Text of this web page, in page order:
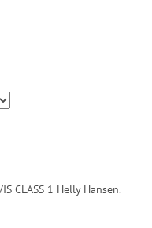
CLASS 1 Helly Hansen.